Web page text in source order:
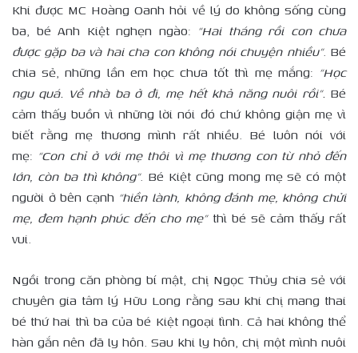
Khi được MC Hoàng Oanh hỏi về lý do không sống cùng
ba, bé Anh Kiệt nghẹn ngào: “Hai tháng rồi con chưa
được gặp ba và hai cha con không nói chuyện nhiều”. Bé
chia sẻ, những lần em học chưa tốt thì mẹ mắng: “Học
ngu quá. Về nhà ba ở đi, mẹ hết khả năng nuôi rồi”. Bé
cảm thấy buồn vì những lời nói đó chứ không giận mẹ vì
biết rằng mẹ thương mình rất nhiều. Bé luôn nói với
mẹ: “Con chỉ ở với mẹ thôi vì mẹ thương con từ nhỏ đến
lớn, còn ba thì không”. Bé Kiệt cũng mong mẹ sẽ có một
người ở bên cạnh “hiền lành, không đánh mẹ, không chửi
mẹ, đem hạnh phúc đến cho mẹ”thì bé sẽ cảm thấy rất
vui.
Ngồi trong căn phòng bí mật, chị Ngọc Thủy chia sẻ với
chuyên gia tâm lý Hữu Long rằng sau khi chị mang thai
bé thứ hai thì ba của bé Kiệt ngoại tình. Cả hai không thể
hàn gắn nên đã ly hôn. Sau khi ly hôn, chị một mình nuôi